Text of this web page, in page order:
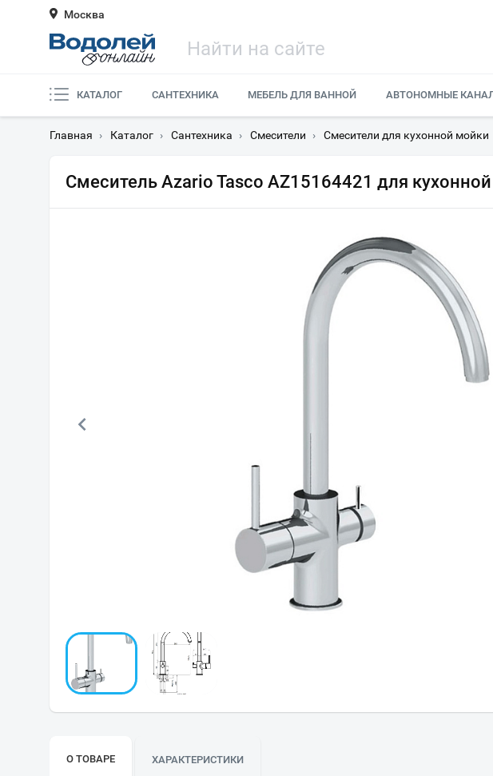
Москва
КАТАЛОГ САНТЕХНИКА МЕБЕЛЬ ДЛЯ ВАННОЙ АВТОНОМНЫЕ
Главная › Каталог › Сантехника › Смесители › Смесители для кухонной мойки
Смеситель Azario Tasco AZ15164421 для
О ТОВАРЕ ХАРАКТЕРИСТИКИ